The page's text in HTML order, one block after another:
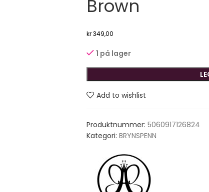
Brown
kr349,00
1 på lager
Add to wishlist
Produktnummer: 5060917126824
Kategori: BRYNSPENN